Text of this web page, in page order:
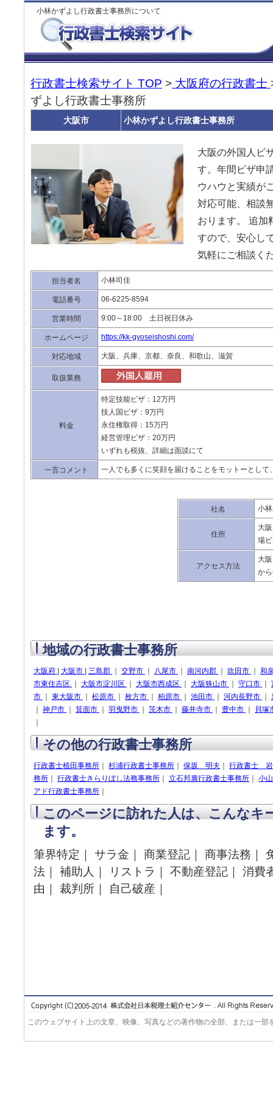
小林かずよし行政書士事務所について
行政書士検索サイト TOP > 大阪府の行政書士
ずよし行政書士事務所
大阪市 小林かずよし行政書士事務所
大阪の外国人ビ
す。年間ビザ申
ウハウと実績が
対応可能、相談
おります。 追加
すので、安心し
気軽にご相談く
担当者名 小林司佳
電話番号 06-6225-8594
営業時間 9:00～18:00 土日祝日休み
ホームページ https://kk-gyoseishoshi.com/
対応地域 大阪、兵庫、京都、奈良、和歌山、滋賀
取扱業務
料金
特定技能ビザ：12万円
技人国ビザ：9万円
永住権取得：15万円
経営管理ビザ：20万円
いずれも税抜、詳細は面談にて
一言コメント 一人でも多くに笑顔を届けることをモットーとし
社名 小
住所
大
場
アクセス方法
大
か
地域の行政書士事務所
大阪府 大阪市 三島郡 交野市 八尾市 南河内郡 吹田市
和
市東住吉区
大阪市淀川区 大阪市西成区 大阪狭山市 守口市
市
東大阪市 松原市 枚方市 柏原市 池田市 河内長野市
神戸市 箕面市 羽曳野市 茨木市 藤井寺市 豊中市
貝塚
その他の行政書士事務所
行政書士植田事務所 杉浦行政書士事務所 保坂 明夫
行政書士 岩
務所
行政書士きらりぼし法務事務所 立石邦廣行政書士事務所
小
アド行政書士事務所
このページに訪れた人は、こんなキ
ます。
筆界特定｜ サラ金｜ 商業登記｜ 商事法務｜
法｜ 補助人｜ リストラ｜ 不動産登記｜ 消費
由｜ 裁判所｜ 自己破産｜
このウェブサイト上の文章、映像、写真などの著作物の全部、または一